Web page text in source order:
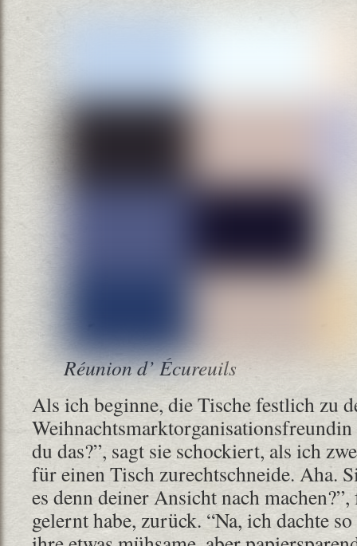
Réunion d’ Écureuils
Als ich beginne, die Tische festlich zu
du das?”, sagt sie schockiert, als ich
für einen Tisch zurechtschneide. Aha.
es denn deiner Ansicht nach
gelernt habe, zurück. “Na, ich dachte